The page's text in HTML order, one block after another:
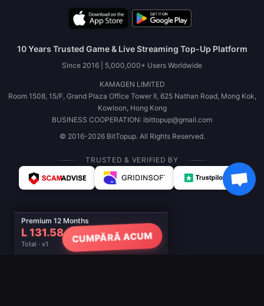
Premium 12 Months
L 131.58
Total · x1
CUMPĂRĂ ACUM
10 Years Trusted Game & Live Streaming Top-Up Platform
Since 2016 | 5,000,000+ Users Worldwide
KAMAGEN LIMITED
Room 1508, 15/F, Grand Plaza Office Tower II, 625 Nathan Road, Mong Kok,
Kowloon, Hong Kong
BUSINESS COOPERATION: ibittopup@gmail.com
© 2016-2026 BitTopup. All Rights Reserved.
TRUSTED & VERIFIED BY